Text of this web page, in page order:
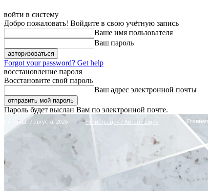
войти в систему
Добро пожаловать! Войдите в свою учётную запись
Ваше имя пользователя
Ваш пароль
Forgot your password? Get help
восстановление пароля
Восстановите свой пароль
Ваш адрес электронной почты
Пароль будет выслан Вам по электронной почте.
Пятница, 7 августа, 2026 Регистрация / Авторизация Главная